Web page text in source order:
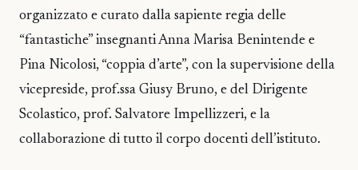
organizzato e curato dalla sapiente regia delle
“fantastiche” insegnanti Anna Marisa Benintende e
Pina Nicolosi, “coppia d’arte”, con la supervisione della
vicepreside, prof.ssa Giusy Bruno, e del Dirigente
Scolastico, prof. Salvatore Impellizzeri, e la
collaborazione di tutto il corpo docenti dell’istituto.